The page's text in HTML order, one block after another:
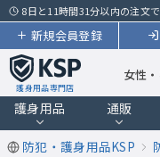
8日と11時間31分以内の注文
新規会員登録
護身用品専門店
女性
護身用品 通販
防犯・護身用品KSP